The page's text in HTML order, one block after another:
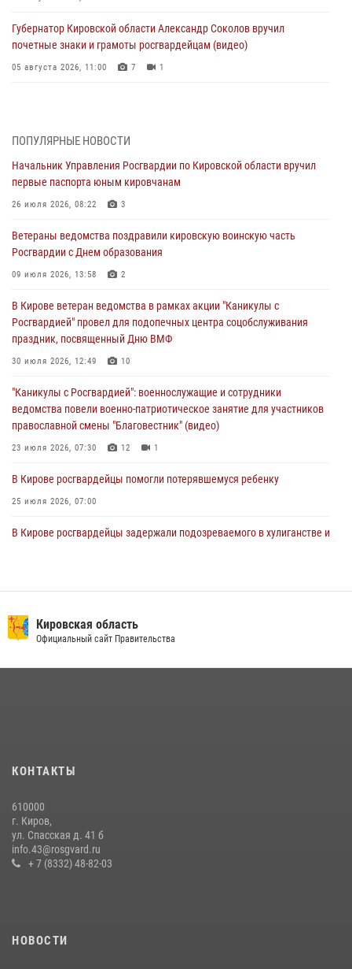
Губернатор Кировской области Александр Соколов вручил
почетные знаки и грамоты росгвардейцам (видео)
05 августа 2026, 11:00 7 1
04 августа 2026, 09:30
В Кирове росгвардейцы задержали подозреваемого в грабеже
03 августа 2026, 09:01
митинге в честь Дня воздушно-десантных войск
03 августа 2026, 08:45
магазина
02 августа 2026, 07:00
1 августа – День дежурной службы войск национальной гвардии
01 августа 2026, 09:39
ПОПУЛЯРНЫЕ НОВОСТИ
Начальник Управления Росгвардии по Кировской области вручил
первые паспорта юным кировчанам
26 июля 2026, 08:22 3
Ветераны ведомства поздравили кировскую воинскую часть
Росгвардии с Днем образования
09 июля 2026, 13:58 2
В Кирове ветеран ведомства в рамках акции "Каникулы с
Росгвардией" провел для подопечных центра соцобслуживания
праздник, посвященный Дню ВМФ
30 июля 2026, 12:49 10
"Каникулы с Росгвардией": военнослужащие и сотрудники
ведомства повели военно-патриотическое занятие для участников
православной смены "Благовестник" (видео)
23 июля 2026, 07:30 12 1
В Кирове росгвардейцы помогли потерявшемуся ребенку
25 июля 2026, 07:00
В Кирове росгвардейцы задержали подозреваемого в хулиганстве и
вневедомственную охрану и поступления в ведомственные вузы
22 июля 2026, 14:51 1 2
молодоженов
Кировские росгвардейцы задержали неоднократно судимую
гражданку, подозреваемую в краже
21 июля 2026, 08:20
Кировская область
Официальный сайт Правительства
КОНТАКТЫ
610000
г. Киров,
ул. Спасская д. 41 б
info.43@rosgvard.ru
+ 7 (8332) 48-82-03
НОВОСТИ